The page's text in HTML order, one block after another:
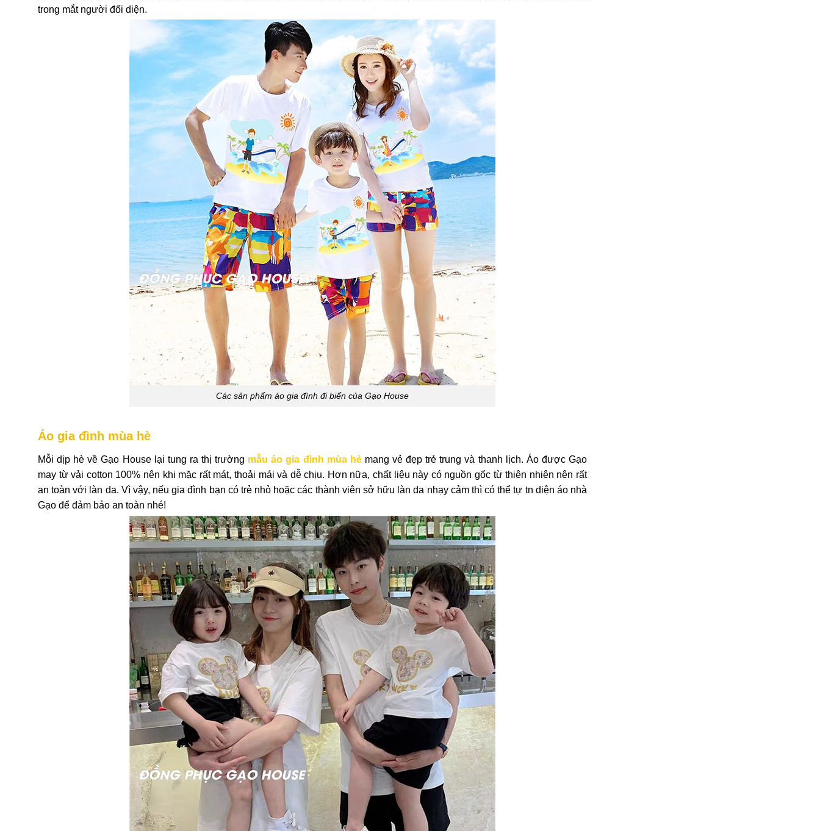
trong mắt người đối diện.
Các sản phẩm áo gia đình đi biển của Gạo House
Áo gia đình mùa hè
Mỗi dịp hè về Gạo House lại tung ra thị trường mẫu áo gia đình mùa hèmang vẻ đẹp trẻ trung và thanh lịch. Áo được Gạo
may từ vải cotton 100% nên khi mặc rất mát, thoải mái và dễ chịu. Hơn nữa, chất liệu này có nguồn gốc từ thiên nhiên nên rất
an toàn với làn da. Vì vậy, nếu gia đình bạn có trẻ nhỏ hoặc các thành viên sở hữu làn da nhạy cảm thì có thể tự tn diện áo nhà
Gạo để đảm bảo an toàn nhé!